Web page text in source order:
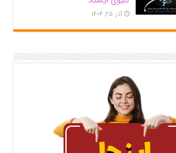
آذر ۲۵, ۱۴۰۴